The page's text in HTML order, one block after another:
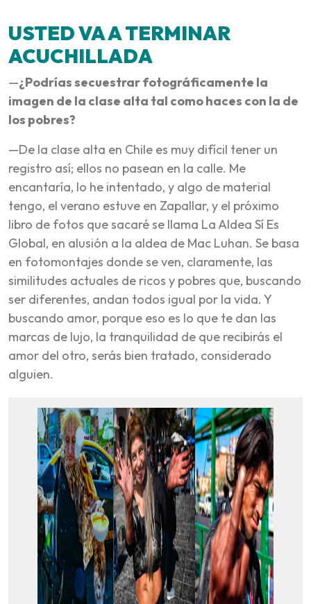
USTED VA A TERMINAR
ACUCHILLADA
—¿Podrías secuestrar fotográficamente la
imagen de la clase alta tal como haces con la de
los pobres?
—De la clase alta en Chile es muy difícil tener un
registro así; ellos no pasean en la calle. Me
encantaría, lo he intentado, y algo de material
tengo, el verano estuve en Zapallar, y el próximo
libro de fotos que sacaré se llama La Aldea Sí Es
Global, en alusión a la aldea de Mac Luhan. Se basa
en fotomontajes donde se ven, claramente, las
similitudes actuales de ricos y pobres que, buscando
ser diferentes, andan todos igual por la vida. Y
buscando amor, porque eso es lo que te dan las
marcas de lujo, la tranquilidad de que recibirás el
amor del otro, serás bien tratado, considerado
alguien.